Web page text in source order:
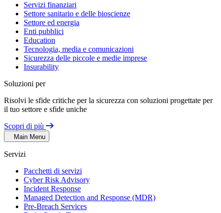
Servizi finanziari
Settore sanitario e delle bioscienze
Settore ed energia
Enti pubblici
Education
Tecnologia, media e comunicazioni
Sicurezza delle piccole e medie imprese
Insurability
Soluzioni per
Risolvi le sfide critiche per la sicurezza con soluzioni progettate per
il tuo settore e sfide uniche
Scopri di più
Main Menu
Servizi
Pacchetti di servizi
Cyber Risk Advisory
Incident Response
Managed Detection and Response (MDR)
Pre-Breach Services